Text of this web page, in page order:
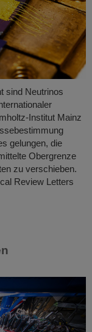
sind Neutrinos
Institut Mainz
gelungen, die
Obergrenze
zu verschieben.
Review Letters